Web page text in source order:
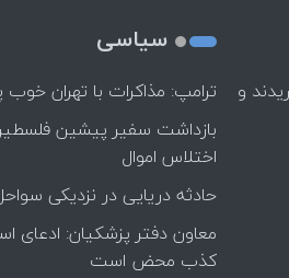
و
سیاسی
ترامپ: مذاکرات با تهران
بازداشت سفیر پیشین
اختلاس اموال
حادثه دریایی در نزدیکی
معاون دفتر پزشکیان:
کذب محض است